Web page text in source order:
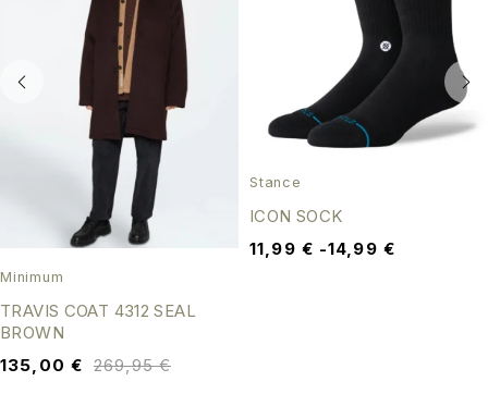
Minimum
TRAVIS COAT 4312 SEAL
BROWN
269,95€
135,00 €
Stance
ICON SOCK
11,99 € -14,99 €